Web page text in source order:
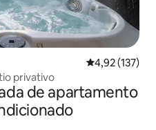
4,92 de uma
4,92 (137)
privativo
de apartamento